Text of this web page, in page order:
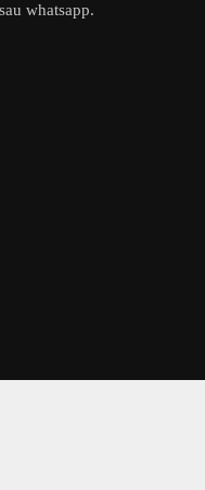
whatsapp.